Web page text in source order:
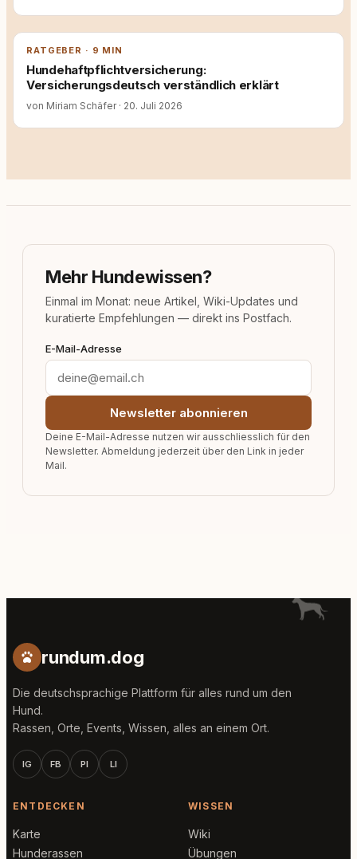
RATGEBER · 9 MIN
Hundehaftpflichtversicherung:
Versicherungsdeutsch verständlich erklärt
von Miriam Schäfer · 20. Juli 2026
Mehr Hundewissen?
Einmal im Monat: neue Artikel, Wiki-Updates und
kuratierte Empfehlungen — direkt ins Postfach.
E-Mail-Adresse
Newsletter abonnieren
Deine E-Mail-Adresse nutzen wir ausschliesslich für den
Newsletter. Abmeldung jederzeit über den Link in jeder
Mail.
rundum.dog
Die deutschsprachige Plattform für alles rund um den
Hund.
Rassen, Orte, Events, Wissen, alles an einem Ort.
IG FB PI LI
ENTDECKEN
Karte
Hunderassen
WISSEN
Wiki
Übungen